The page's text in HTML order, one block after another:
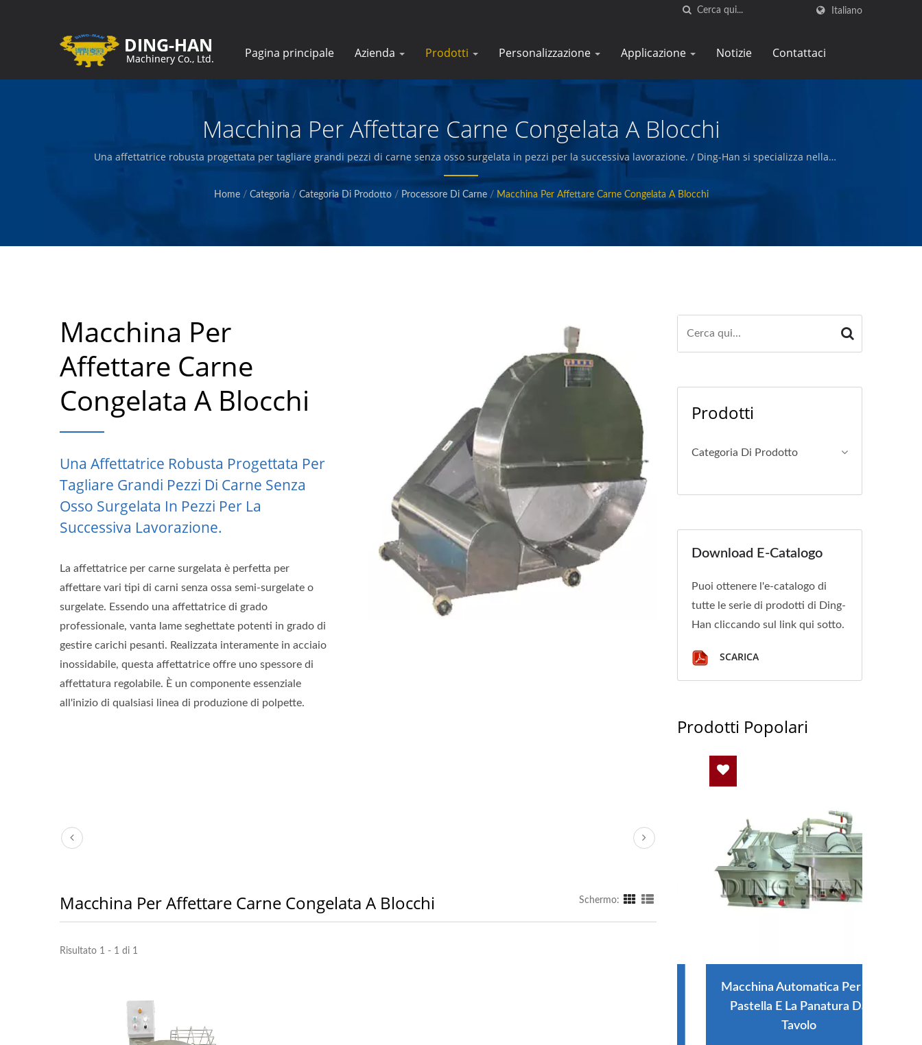
Italiano
Pagina principale Azienda Prodotti Personalizzazione Applicazione Notizie Contattaci
Macchina Per Affettare Carne Congelata A Blocchi
Una affettatrice robusta progettata per tagliare grandi pezzi di carne senza osso surgelata in pezzi per la successiva lavorazione. / Ding-Han si specializza nella
produzione di attrezzature per la lavorazione alimentare. Progettiamo, ingegnerizziamo e costruiamo macchinari che creano e confezionano carni preparate, verdure
e frutti di mare, patatine fritte, snack al forno e fritti e altri alimenti di qualità.
Home / Categoria / Categoria Di Prodotto / Processore Di Carne / Macchina Per Affettare Carne Congelata A Blocchi
Macchina Per
Affettare Carne
Congelata A Blocchi
Una Affettatrice Robusta Progettata Per
Tagliare Grandi Pezzi Di Carne Senza
Osso Surgelata In Pezzi Per La
Successiva Lavorazione.
La affettatrice per carne surgelata è perfetta per
affettare vari tipi di carni senza ossa semi-surgelate o
surgelate. Essendo una affettatrice di grado
professionale, vanta lame seghettate potenti in grado di
gestire carichi pesanti. Realizzata interamente in acciaio
inossidabile, questa affettatrice offre uno spessore di
affettatura regolabile. È un componente essenziale
all'inizio di qualsiasi linea di produzione di polpette.
Macchina Per Affettare Carne Congelata A Blocchi Schermo:
Risultato 1 - 1 di 1
Prodotti
Categoria Di Prodotto
Download E-Catalogo
Puoi ottenere l'e-catalogo di
tutte le serie di prodotti di Ding-
Han cliccando sul link qui sotto.
SCARICA
Prodotti Popolari
E Porzionamento Di
Hamburger Di Grande Tipo
Macchina Automatica Per La
Pastella E La Panatura Da
Tavolo